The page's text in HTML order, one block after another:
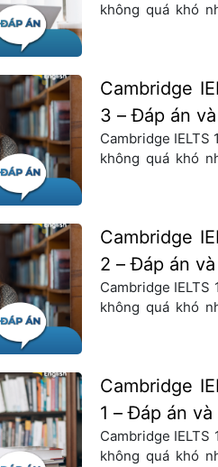
không quá khó
Cambridge
3 – Đáp án
Cambridge IELTS
không quá khó
Cambridge
2 – Đáp án
Cambridge IELTS
không quá khó
Cambridge
1 – Đáp án
Cambridge IELTS
không quá khó